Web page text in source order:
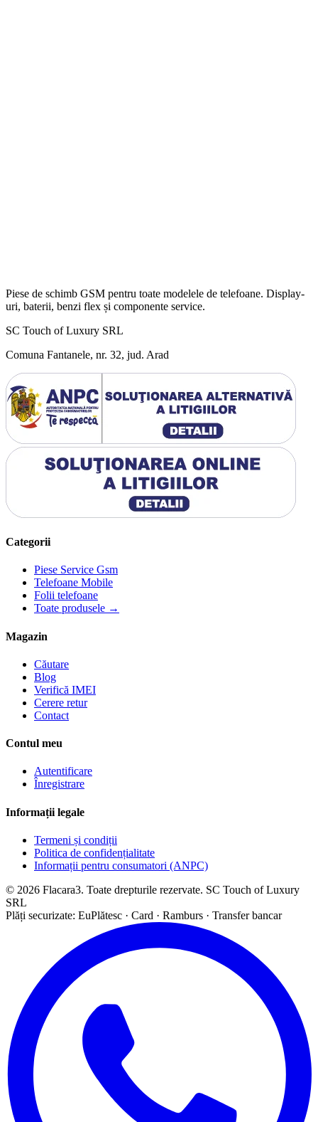
Piese de schimb GSM pentru toate modelele de telefoane. Display-
uri, baterii, benzi flex și componente service.
SC Touch of Luxury SRL
Comuna Fantanele, nr. 32, jud. Arad
Categorii
Piese Service Gsm
Telefoane Mobile
Folii telefoane
Toate produsele →
Magazin
Căutare
Blog
Verifică IMEI
Cerere retur
Contact
Contul meu
Autentificare
Înregistrare
Informații legale
Termeni și condiții
Politica de confidențialitate
Informații pentru consumatori (ANPC)
© 2026 Flacara3. Toate drepturile rezervate. SC Touch of Luxury
SRL
Plăți securizate: EuPlătesc · Card · Ramburs · Transfer bancar